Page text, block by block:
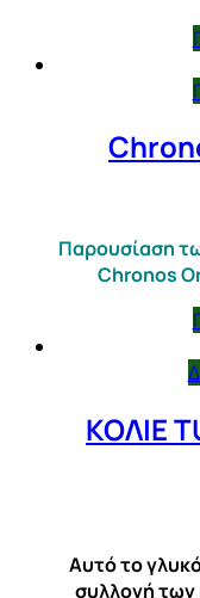
Παρουσίαση
Chronos
ΚΟΛΙΕ
Αυτό το
συλλογή των